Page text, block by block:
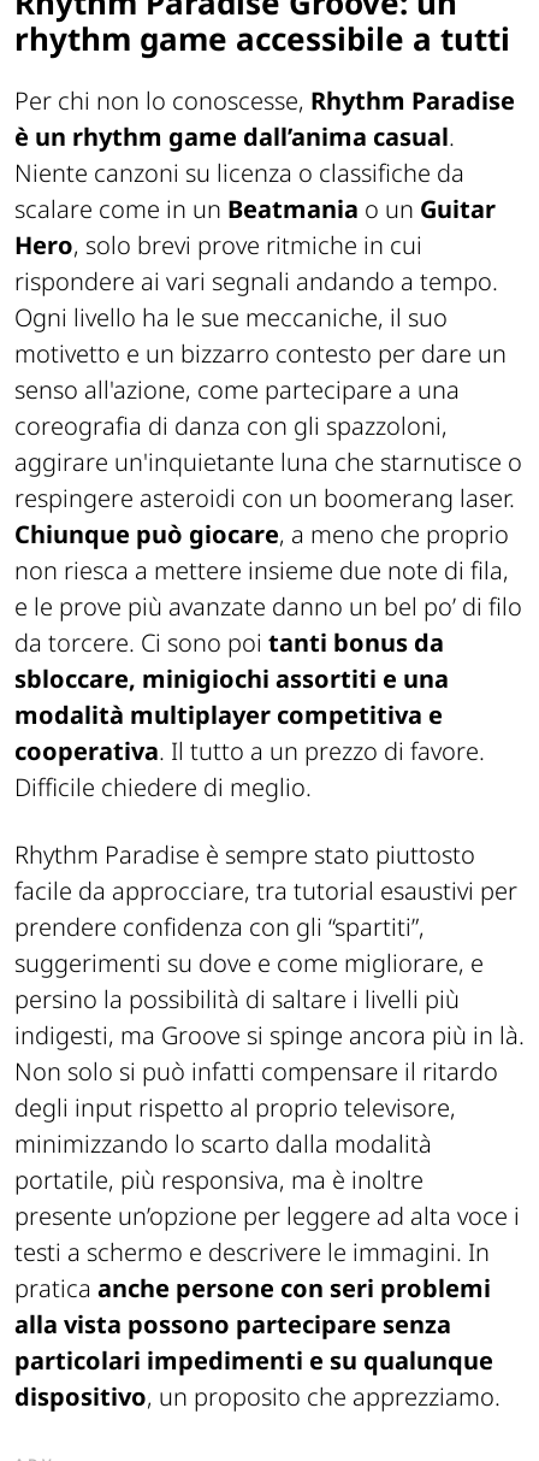
rhythm game accessibile a tutti
Per chi non lo conoscesse, Rhythm Paradise
è un rhythm game dall’anima casual.
Niente canzoni su licenza o classifiche da
scalare come in un Beatmania o un Guitar
Hero, solo brevi prove ritmiche in cui
rispondere ai vari segnali andando a tempo.
Ogni livello ha le sue meccaniche, il suo
motivetto e un bizzarro contesto per dare un
senso all'azione, come partecipare a una
coreografia di danza con gli spazzoloni,
aggirare un'inquietante luna che starnutisce o
respingere asteroidi con un boomerang laser.
Chiunque può giocare, a meno che proprio
non riesca a mettere insieme due note di fila,
e le prove più avanzate danno un bel po’ di filo
da torcere. Ci sono poi tanti bonus da
sbloccare, minigiochi assortiti e una
modalità multiplayer competitiva e
cooperativa. Il tutto a un prezzo di favore.
Difficile chiedere di meglio.
Rhythm Paradise è sempre stato piuttosto
facile da approcciare, tra tutorial esaustivi per
prendere confidenza con gli “spartiti”,
suggerimenti su dove e come migliorare, e
persino la possibilità di saltare i livelli più
indigesti, ma Groove si spinge ancora più in là.
Non solo si può infatti compensare il ritardo
degli input rispetto al proprio televisore,
minimizzando lo scarto dalla modalità
portatile, più responsiva, ma è inoltre
presente un’opzione per leggere ad alta voce i
testi a schermo e descrivere le immagini. In
pratica anche persone con seri problemi
alla vista possono partecipare senza
particolari impedimenti e su qualunque
dispositivo, un proposito che apprezziamo.